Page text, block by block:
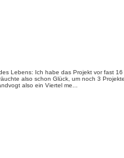
Lebens: Ich habe das Projekt vor fast
also schon Glück, um noch 3
also ein Viertel me...